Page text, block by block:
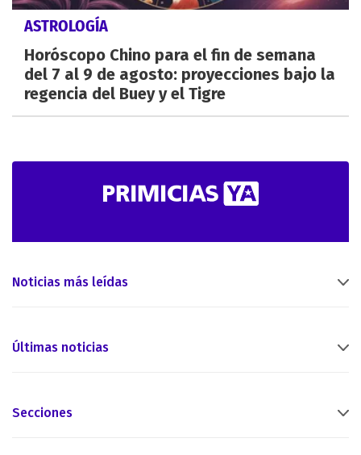
ASTROLOGÍA
Horóscopo Chino para el fin de semana
del 7 al 9 de agosto: proyecciones bajo la
regencia del Buey y el Tigre
Noticias más leídas
Últimas noticias
Secciones